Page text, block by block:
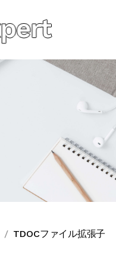
TDOCファイル拡張子